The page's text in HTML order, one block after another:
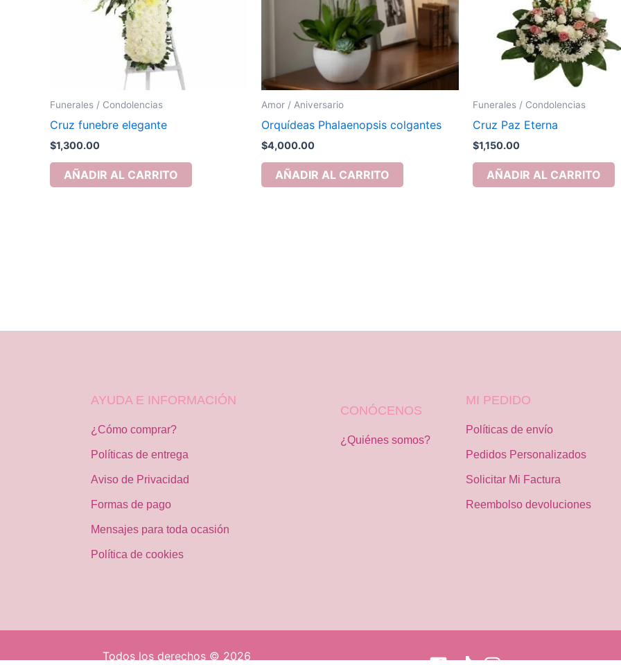
Funerales / Condolencias
Cruz funebre elegante
$1,300.00
AÑADIR AL CARRITO
Amor / Aniversario
Orquídeas Phalaenopsis colgantes
$4,000.00
AÑADIR AL CARRITO
Funerales / Condolencias
Cruz Paz Eterna
$1,150.00
AÑADIR AL CARRITO
AYUDA E INFORMACIÓN
¿Cómo comprar?
Políticas de entrega
Aviso de Privacidad
Formas de pago
Mensajes para toda ocasión
Política de cookies
CONÓCENOS
¿Quiénes somos?
MI PEDIDO
Políticas de envío
Pedidos Personalizados
Solicitar Mi Factura
Reembolso devoluciones
Todos los derechos © 2026